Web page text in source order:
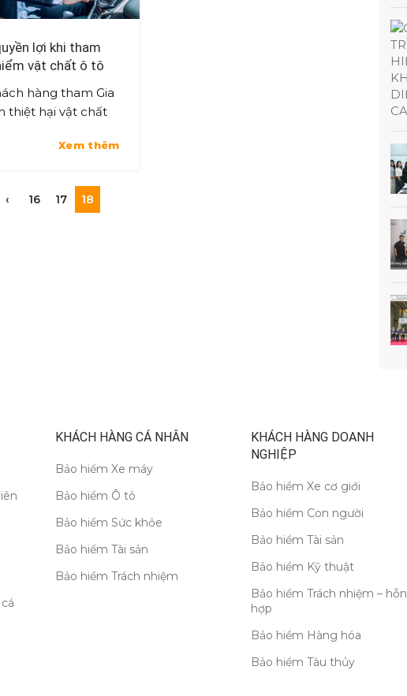
lợi khi tham
vật chất ô tô
hàng tham Gia
thiệt hại vật chất
của mình được
Xem thêm
‹ 16 17 18
KHÁCH HÀNG CÁ NHÂN
Bảo hiểm Xe máy
Bảo hiểm Ô tô
Bảo hiểm Sức khỏe
Bảo hiểm Tài sản
Bảo hiểm Trách nhiệm
KHÁCH HÀNG DOANH
NGHIỆP
Bảo hiểm Xe cơ giới
Bảo hiểm Con người
Bảo hiểm Tài sản
Bảo hiểm Kỹ thuật
Bảo hiểm Trách nhiệm – hỗn
hợp
Bảo hiểm Hàng hóa
Bảo hiểm Tàu thủy